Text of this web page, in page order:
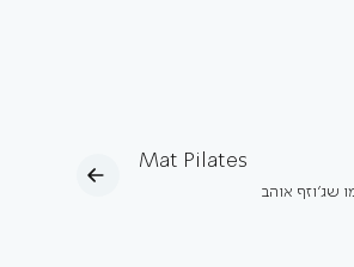
Mat Pilates